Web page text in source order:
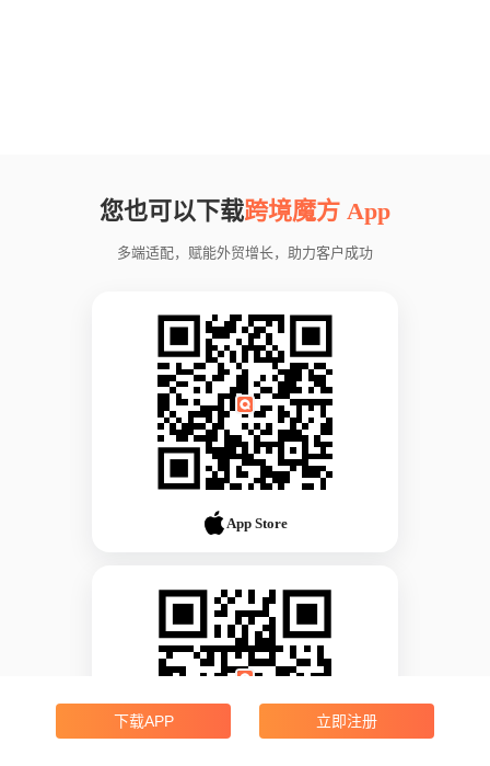
您也可以下载跨境魔方 App
多端适配，赋能外贸增长，助力客户成功
App Store
下载APP 立即注册